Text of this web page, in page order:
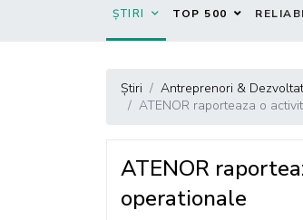
ȘTIRI TOP 500
Știri
Antreprenori &
ATENOR raporteaza o
ATENOR
operationale